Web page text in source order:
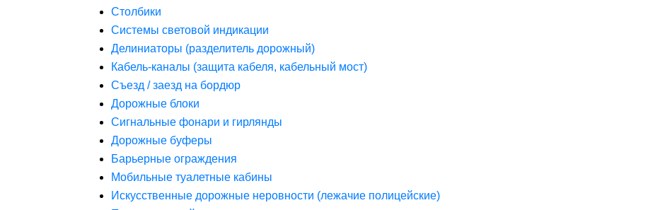
Столбики
Системы световой индикации
Делиниаторы (разделитель дорожный)
Кабель-каналы (защита кабеля, кабельный мост)
Съезд / заезд на бордюр
Дорожные блоки
Сигнальные фонари и гирлянды
Дорожные буферы
Барьерные ограждения
Мобильные туалетные кабины
Искусственные дорожные неровности (лежачие полицейские)